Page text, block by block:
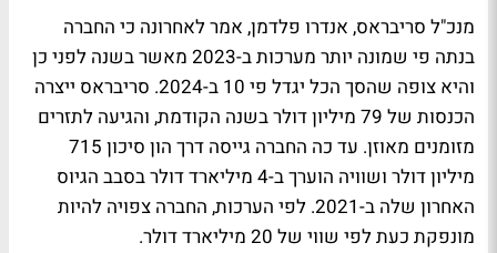
מנכ"ל סריבראס, אנדרו פלדמן, אמר לאחרונה כי החברה
בנתה פי שמונה יותר מערכות ב-2023 מאשר בשנה לפני כן
והיא צופה שהסך הכל יגדל פי 10 ב-2024. סריבראס ייצרה
הכנסות של 79 מיליון דולר בשנה הקודמת, והגיעה לתזרים
מזומנים מאוזן. עד כה החברה גייסה דרך הון סיכון 715
מיליון דולר ושוויה הוערך ב-4 מיליארד דולר בסבב הגיוס
האחרון שלה ב-2021. לפי הערכות, החברה צפויה להיות
מונפקת כעת לפי שווי של 20 מיליארד דולר.